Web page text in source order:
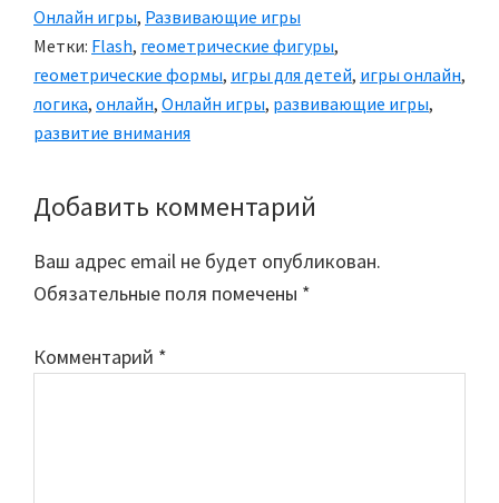
Онлайн игры, Развивающие игры
Метки: Flash, геометрические фигуры,
геометрические формы, игры для детей, игры онлайн,
логика, онлайн, Онлайн игры, развивающие игры,
развитие внимания
Reader
Interactions
Добавить комментарий
Ваш адрес email не будет опубликован.
Обязательные поля помечены *
Комментарий *